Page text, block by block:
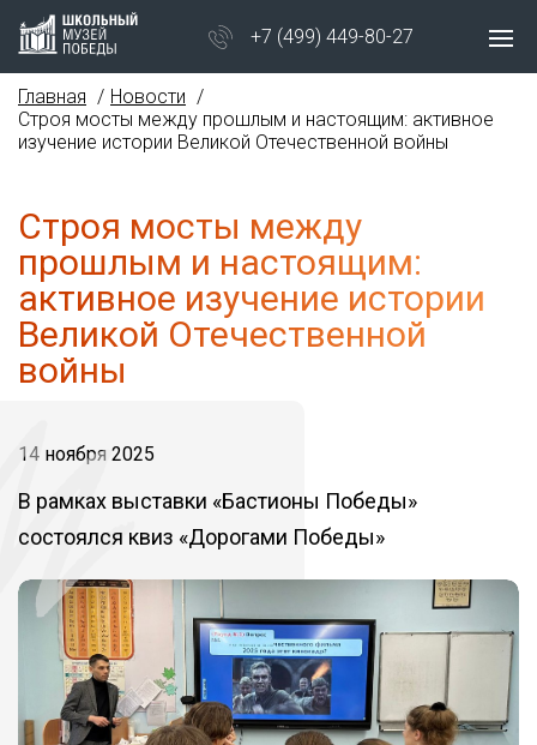
+7 (499) 449-80-27
Главная
Новости
Строя мосты между прошлым и настоящим: активное
изучение истории Великой Отечественной войны
Строя мосты между
прошлым и настоящим:
активное изучение истории
Великой Отечественной
войны
14 ноября 2025
В рамках выставки «Бастионы Победы»
состоялся квиз «Дорогами Победы»